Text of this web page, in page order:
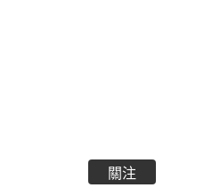
關注